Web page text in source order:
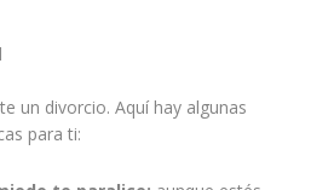
un divorcio. Aquí hay algunas
para ti: